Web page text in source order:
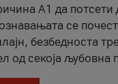
А1 да потсети
се
безбедноста
од секоја љубовна